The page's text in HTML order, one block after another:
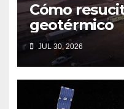
Cómo
geotérmico
JUL 30, 2026